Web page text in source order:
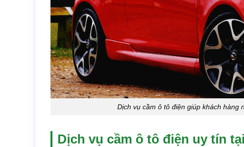
Dịch vụ cầm ô tô điện giúp khách hàng
Dịch vụ cầm ô tô điện uy tín